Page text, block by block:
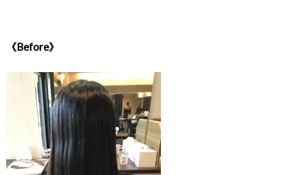
《Before》